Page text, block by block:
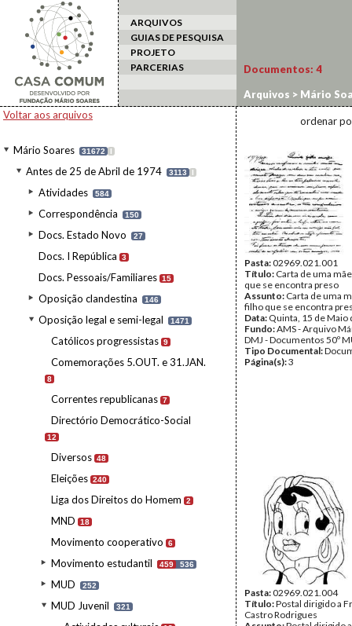
ARQUIVOS
GUIAS DE PESQUISA
PROJETO
PARCERIAS
Voltar aos arquivos
Mário Soares 31672 I
Antes de 25 de Abril de 1974 3113 I
Atividades 584
Correspondência 150
Docs. Estado Novo 27
Docs. I República 3
Docs. Pessoais/Familiares 15
Oposição clandestina 146
Oposição legal e semi-legal 1471
Católicos progressistas 9
Comemorações 5.OUT. e 31.JAN.
8
Correntes republicanas 7
Directório Democrático-Social
12
Diversos 48
Eleições 240
Liga dos Direitos do Homem 2
MND 18
Movimento cooperativo 6
Movimento estudantil 459 536
MUD 252
MUD Juvenil 321
Documentos: 4
Arquivos > Mário
Correspondência
ordenar
Pasta:02969.021.001
Título: Carta de uma
que se encontra preso
Assunto: Carta de uma
filho que se encontra
Data: Quinta, 15 de Maio
Fundo:AMS - Arquivo
DMJ - Documentos 50º
Tipo Documental:
Página(s):3
Pasta:02969.021.004
Título:Postal dirigido a
Castro Rodrigues